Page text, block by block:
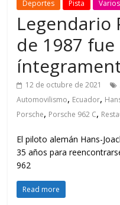
Deportes Pista Varios
Legendario
de 1987
12 de octubre de 2021
Automovilismo, Ecuador,
Porsche, Porsche 962 C,
El piloto alemán Hans-
35 años para
962
Read more